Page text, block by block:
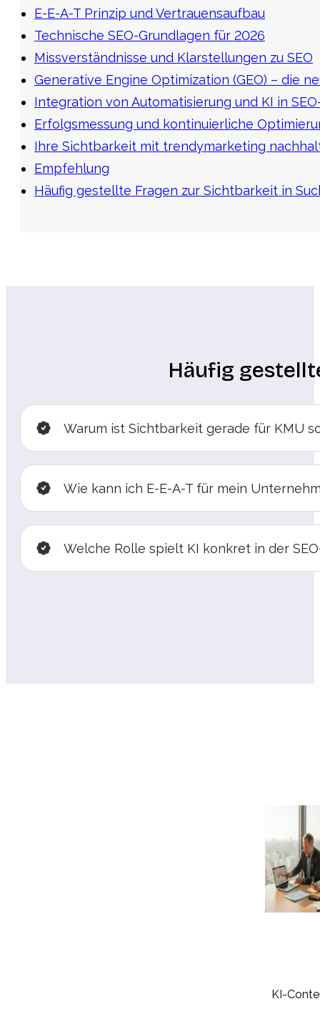
E-E-A-T Prinzip und Vertrauensaufbau
Technische SEO-Grundlagen für 2026
Missverständnisse und Klarstellungen zu SEO
Generative Engine Optimization (GEO) – die
Integration von Automatisierung und KI in
Erfolgsmessung und kontinuierliche
Ihre Sichtbarkeit mit trendymarketing
Empfehlung
Häufig gestellte Fragen zur Sichtbarkeit in
Häufig
Warum ist Sichtbarkeit gerade für KMU
Wie kann ich E-E-A-T für mein
Welche Rolle spielt KI konkret in der
KI-